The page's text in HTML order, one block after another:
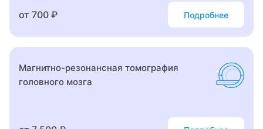
от 700 ₽ Подробнее
Магнитно-резонансная томография
головного мозга
Гомеопат
Дерматолог